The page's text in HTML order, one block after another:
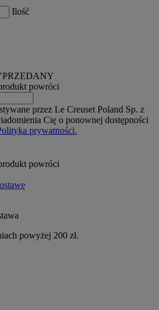
Ilość
powróci
przez Le Creuset Poland Sp. z
Cię o ponownej dostępności
prywatności.
powróci
powyżej 200 zł.